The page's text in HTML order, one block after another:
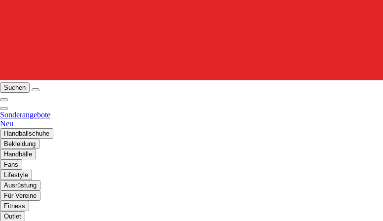
Suchen
Sonderangebote
Neu
Handballschuhe
Bekleidung
Handbälle
Fans
Lifestyle
Ausrüstung
Für Vereine
Fitness
Outlet